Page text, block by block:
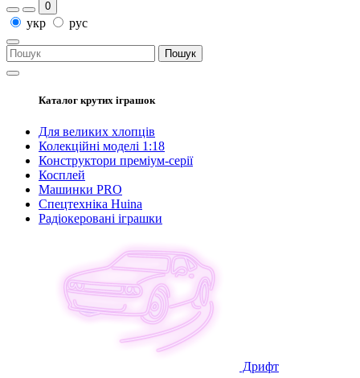
0
укр рус
Пошук
Каталог крутих іграшок
Для великих хлопців
Колекційні моделі 1:18
Конструктори преміум-серії
Косплей
Машинки PRO
Спецтехніка Huina
Радіокеровані іграшки
Дрифт